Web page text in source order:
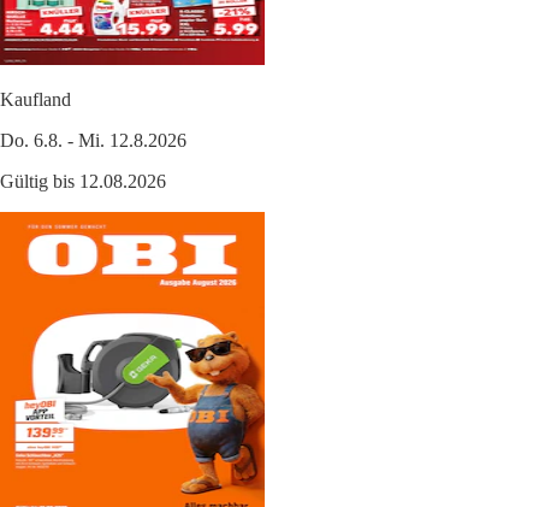
Kaufland
Do. 6.8. - Mi. 12.8.2026
Gültig bis 12.08.2026